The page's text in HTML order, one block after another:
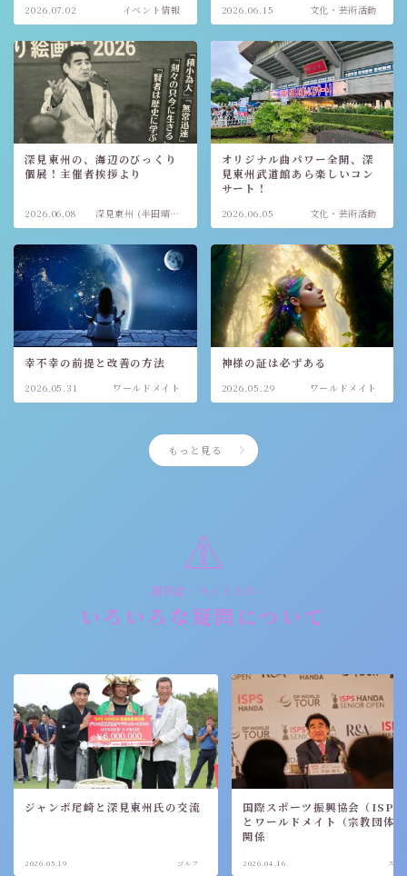
2026.07.02 イベント情報 2026.06.15 文化・芸術活動
深見東州の、海辺のびっくり
個展！主催者挨拶より
2026.06.08
深見東州 (半田晴
久)
オリジナル曲パワー全開、深
見東州武道館あら楽しいコン
サート！
2026.06.05 文化・芸術活動
幸不幸の前提と改善の方法
2026.05.31 ワールドメイト
神様の証は必ずある
2026.05.29 ワールドメイト
もっと見る
週刊誌・ネット上の
いろいろな疑問について
ジャンボ尾崎と深見東州氏の交流
2026.05.19 ゴルフ
国際スポーツ振興協会（ISPS
とワールドメイト（宗教団体
関係
2026.04.16 スポ